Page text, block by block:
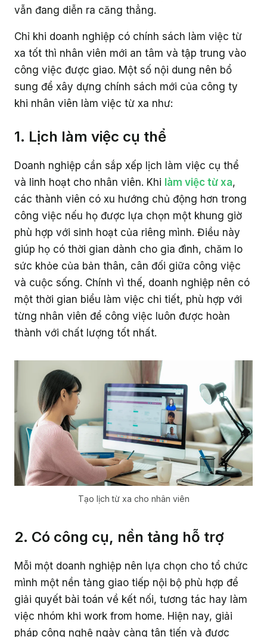
vẫn đang diễn ra căng thẳng.
Chỉ khi doanh nghiệp có chính sách làm việc từ
xa tốt thì nhân viên mới an tâm và tập trung vào
công việc được giao. Một số nội dung nên bổ
sung để xây dựng chính sách mới của công ty
khi nhân viên làm việc từ xa như:
1. Lịch làm việc cụ thể
Doanh nghiệp cần sắp xếp lịch làm việc cụ thể
và linh hoạt cho nhân viên. Khi làm việc từ xa,
các thành viên có xu hướng chủ động hơn trong
công việc nếu họ được lựa chọn một khung giờ
phù hợp với sinh hoạt của riêng mình. Điều này
giúp họ có thời gian dành cho gia đình, chăm lo
sức khỏe của bản thân, cân đối giữa công việc
và cuộc sống. Chính vì thế, doanh nghiệp nên có
một thời gian biểu làm việc chi tiết, phù hợp với
từng nhân viên để công việc luôn được hoàn
thành với chất lượng tốt nhất.
Tạo lịch từ xa cho nhân viên
2. Có công cụ, nền tảng hỗ trợ
Mỗi một doanh nghiệp nên lựa chọn cho tổ chức
mình một nền tảng giao tiếp nội bộ phù hợp để
giải quyết bài toán về kết nối, tương tác hay làm
việc nhóm khi work from home. Hiện nay, giải
pháp công nghệ ngày càng tân tiến và được